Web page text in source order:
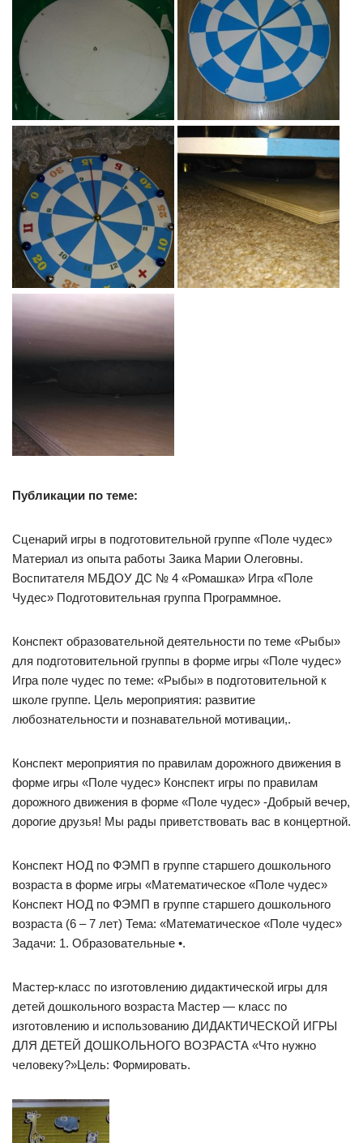
Публикации по теме:
Сценарий игры в подготовительной группе «Поле чудес»
Материал из опыта работы Заика Марии Олеговны.
Воспитателя МБДОУ ДС № 4 «Ромашка» Игра «Поле
Чудес» Подготовительная группа Программное.
Конспект образовательной деятельности по теме «Рыбы»
для подготовительной группы в форме игры «Поле чудес»
Игра поле чудес по теме: «Рыбы» в подготовительной к
школе группе. Цель мероприятия: развитие
любознательности и познавательной мотивации,.
Конспект мероприятия по правилам дорожного движения в
форме игры «Поле чудес» Конспект игры по правилам
дорожного движения в форме «Поле чудес» -Добрый вечер,
дорогие друзья! Мы рады приветствовать вас в концертной.
Конспект НОД по ФЭМП в группе старшего дошкольного
возраста в форме игры «Математическое «Поле чудес»
Конспект НОД по ФЭМП в группе старшего дошкольного
возраста (6 – 7 лет) Тема: «Математическое «Поле чудес»
Задачи: 1. Образовательные •.
Мастер-класс по изготовлению дидактической игры для
детей дошкольного возраста Мастер — класс по
изготовлению и использованию ДИДАКТИЧЕСКОЙ ИГРЫ
ДЛЯ ДЕТЕЙ ДОШКОЛЬНОГО ВОЗРАСТА «Что нужно
человеку?»Цель: Формировать.